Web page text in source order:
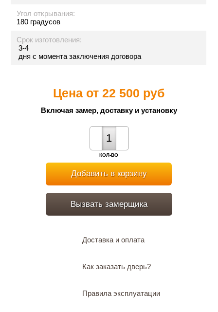
Угол открывания:
180 градусов
Срок изготовления:
3-4
дня с момента заключения договора
Цена от22 500 руб
Включая замер, доставку и установку
КОЛ-ВО
Добавить в корзину
Вызвать замерщика
Доставка и оплата
Как заказать дверь?
Правила эксплуатации